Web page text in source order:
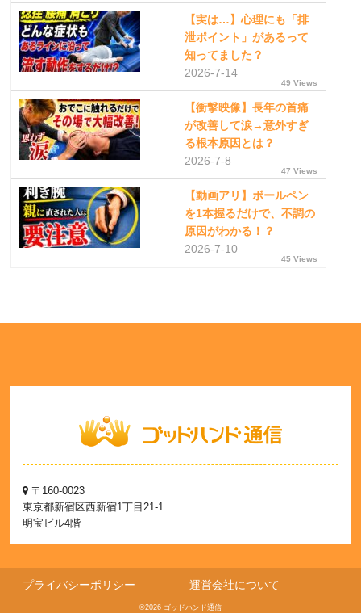
【実は…】心理にも「排
泄ポイント」があるって
知ってました？
2026-7-14
49 Views
【衝撃映像】長年の首痛
が改善して涙→意外すぎ
る根本原因とは？
2026-7-8
47 Views
【動画アリ】ボールペン
を1本握るだけで、不調の
原因がわかる！？
2026-7-10
45 Views
〒160-0023
東京都新宿区西新宿1丁目21-1
明宝ビル4階
プライバシーポリシー 運営会社について
©2026 ゴッドハンド通信